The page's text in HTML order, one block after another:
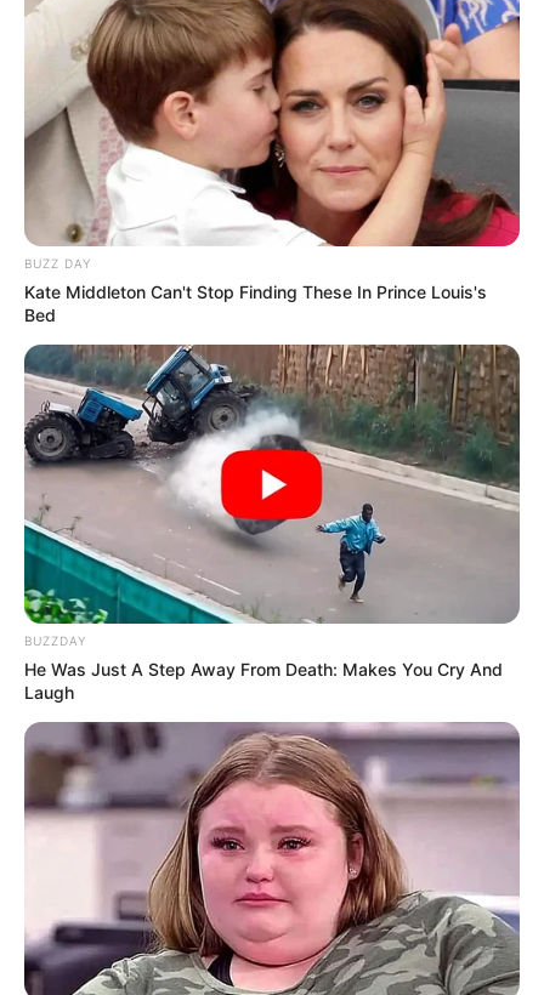
ΤΑ ΜΑΤΙΑ ΜΑΣ ΚΑΙ ΤΑ
..ΑΥΤΙΑ ΜΑΣ ΣΤΗΝ
ΓΕΡΜΑΝΙΑ… ΤΙ ΕΙΝΑΙ ΠΟΛΥ...
Ανοιχτή επιστολή
υγειονομικών προς Πλεύρη:
Να επιστρέψουμε στη
δουλειά μας – Οι...
ΕΠΙΣΤΟΛΗ ΠΑΡΑΙΤΗΣΗΣ ΜΟΥ
ΑΠΟ ΤΗ ΝΟΜΙΚΗ
ΕΚΠΡΟΣΩΠΗΣΗ ΤΟΥ
ΦΑΙΔΩΝΑ...
Φρυκτωρίες
Email address:
Όλα τα κείμενα και οι εικόνες είναι πνευματική ιδιοκτησία του
ΝΙΚΟΛΑΟΣ ΑΝΑΞΙΜΑΝΔΡΟΣ. Aπαγορεύεται η αναπαραγωγή, η
αναδημοσίευση και η τροποποίησή τους χωρίς προηγούμενη
BUZZ DAY
Kate Middleton Can't Stop Finding These In Prince Louis's
Bed
BUZZDAY
He Was Just A Step Away From Death: Makes You Cry And
Laugh